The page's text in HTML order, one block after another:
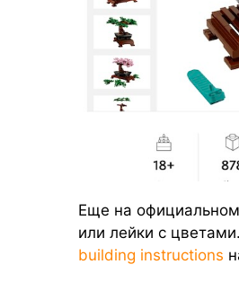
Еще на
или лейки с
building instructions